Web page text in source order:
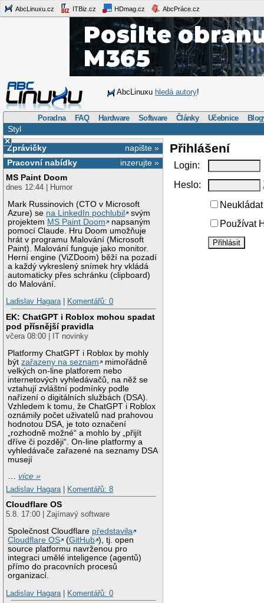
AbcLinuxu.cz ITBiz.cz HDmag.cz AbcPráce.cz
AbcLinuxu hledá autory!
Poradna FAQ Hardware Software Články Učebnice
Styl
×
napište »
Zprávičky
inzerujte »
Pracovní nabídky
MS Paint Doom
dnes 12:44 | Humor
Mark Russinovich (CTO v Microsoft
Azure) se na LinkedIn pochlubil
svým
projektem MS Paint Doom
napsaným
pomocí Claude. Hru Doom umožňuje
hrát v programu Malování (Microsoft
Paint). Malování funguje jako monitor.
Herní engine (ViZDoom) běží na pozadí
a každý vykreslený snímek hry vkládá
automaticky přes schránku (clipboard)
do Malování.
Ladislav Hagara| Komentářů: 0
EK: ChatGPT i Roblox mohou spadat
pod přísnější pravidla
včera 08:00 | IT novinky
Platformy ChatGPT i Roblox by mohly
býtzařazeny na seznam
mimořádně
velkých on-line platforem nebo
internetových vyhledávačů, na něž se
vztahují zvláštní podmínky podle
nařízení o digitálních službách (DSA).
Vzhledem k tomu, že ChatGPT i Roblox
oznámily počet uživatelů nad prahovou
hodnotou DSA, je toto označení
„rozhodně možné“ a mohlo by „přijít
dříve či později“. On-line platformy a
vyhledávače zařazené na seznamy DSA
musejí
…více »
Ladislav Hagara
Komentářů: 8
Cloudflare OS
5.8. 17:00 | Zajímavý software
Společnost Cloudflare představila
Cloudflare OS
(GitHub ), tj. open
source platformu navrženou pro
integraci umělé inteligence (agentů)
přímo do pracovních procesů
organizací.
Ladislav Hagara
Komentářů: 0
Přihlášení
Login:
Heslo:
Používat